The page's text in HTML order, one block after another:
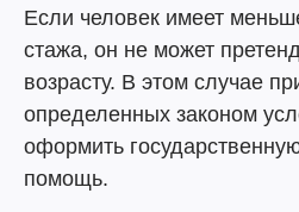
Если человек имеет
стажа, он не может
возрасту. В этом случае
определенных законом
оформить
помощь.